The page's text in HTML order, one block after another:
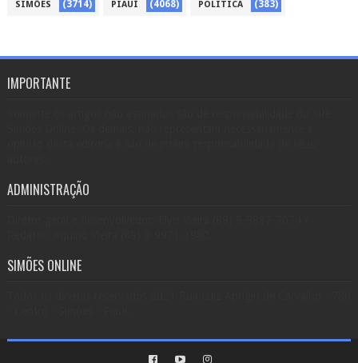
SIMÕES (3714) PIAUÍ (4068) POLITICA (383)
IMPORTANTE
ADMINISTRAÇÃO
SIMÕES ONLINE